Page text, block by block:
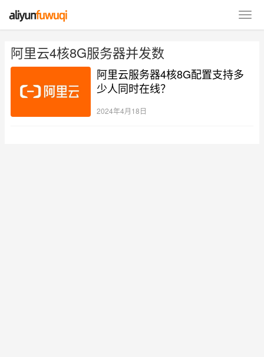
阿里云4核8G服务器并发数
阿里云服务器4核8G配置支持多
少人同时在线？
2024年4月18日